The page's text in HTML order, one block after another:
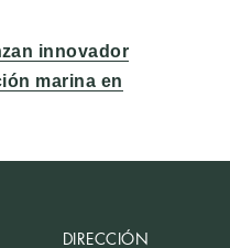
innovador
marina en
DIRECCIÓN